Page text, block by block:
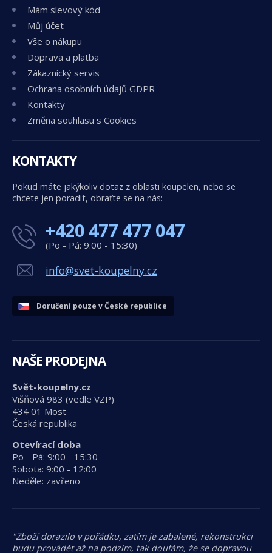
Mám slevový kód
Můj účet
Vše o nákupu
Doprava a platba
Zákaznický servis
Ochrana osobních údajů GDPR
Kontakty
Změna souhlasu s Cookies
KONTAKTY
Pokud máte jakýkoliv dotaz z oblasti koupelen, nebo se
chcete jen poradit, obraťte se na nás:
+420 477 477 047
(Po - Pá: 9:00 - 15:30)
info@svet-koupelny.cz
Doručení pouze v České republice
NAŠE PRODEJNA
Svět-koupelny.cz
Višňová 983 (vedle VZP)
434 01 Most
Česká republika
Otevírací doba
Po - Pá: 9:00 - 15:30
Sobota: 9:00 - 12:00
Neděle: zavřeno
"Zboží dorazilo v pořádku, zatím je zabalené, rekonstrukci
budu provádět až na podzim, tak doufám, že se dopravou